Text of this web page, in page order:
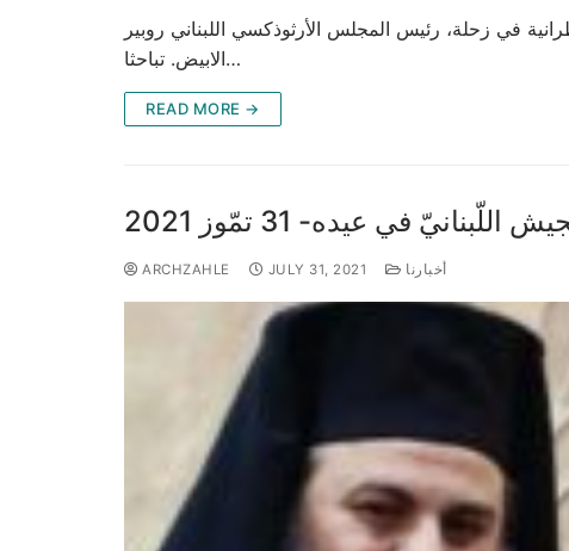
أنطونيوس (الصوري) الجزيل الإحترام، اليوم السبت ٣١ تموز ٢٠٢١ في دار المطرانية في زحلة، رئيس المجلس الأرثوذكسي اللبناني روبير
الابيض. تباحثا…
READ MORE →
في عيده- 31 تمّوز 2021
ARCHZAHLE JULY 31, 2021 أخبارنا